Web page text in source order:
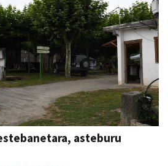
asteburu